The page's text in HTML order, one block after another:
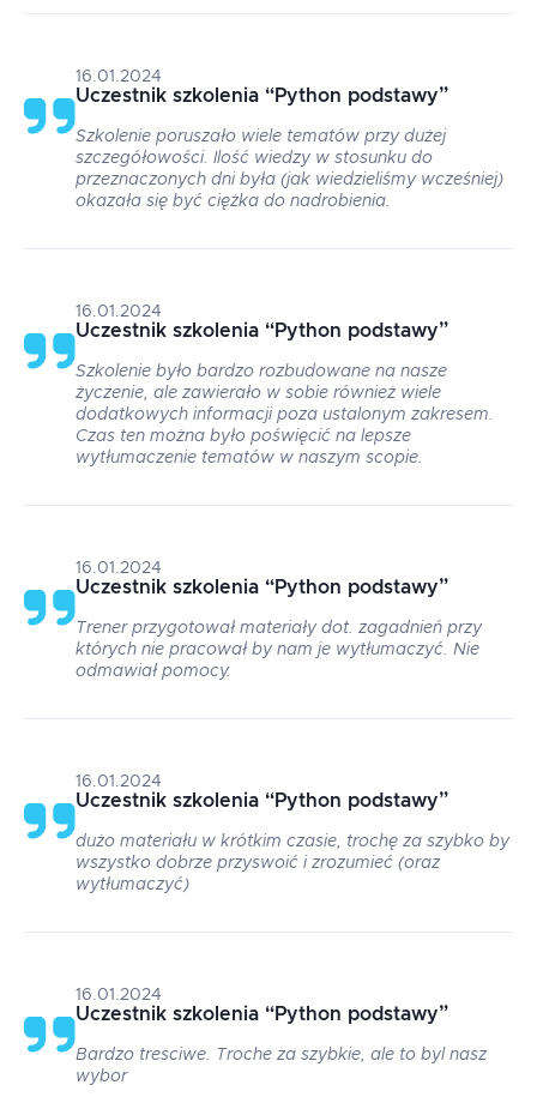
16.01.2024
Uczestnik szkolenia “Python podstawy”
Szkolenie poruszało wiele tematów przy dużej
szczegółowości. Ilość wiedzy w stosunku do
przeznaczonych dni była (jak wiedzieliśmy wcześniej)
okazała się być ciężka do nadrobienia.
16.01.2024
Uczestnik szkolenia “Python podstawy”
Szkolenie było bardzo rozbudowane na nasze
życzenie, ale zawierało w sobie również wiele
dodatkowych informacji poza ustalonym zakresem.
Czas ten można było poświęcić na lepsze
wytłumaczenie tematów w naszym scopie.
16.01.2024
Uczestnik szkolenia “Python podstawy”
Trener przygotował materiały dot. zagadnień przy
których nie pracował by nam je wytłumaczyć. Nie
odmawiał pomocy.
16.01.2024
Uczestnik szkolenia “Python podstawy”
dużo materiału w krótkim czasie, trochę za szybko by
wszystko dobrze przyswoić i zrozumieć (oraz
wytłumaczyć)
16.01.2024
Uczestnik szkolenia “Python podstawy”
Bardzo tresciwe. Troche za szybkie, ale to byl nasz
wybor